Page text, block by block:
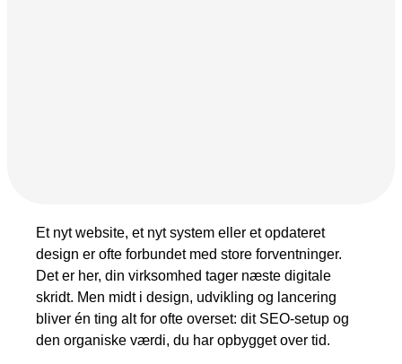
Display annoncering
YouTube annoncering
Google shopping
Bing Ads
Et nyt website, et nyt system eller et opdateret
design er ofte forbundet med store forventninger.
Det er her, din virksomhed tager næste digitale
skridt. Men midt i design, udvikling og lancering
bliver én ting alt for ofte overset: dit SEO-setup og
den organiske værdi, du har opbygget over tid.